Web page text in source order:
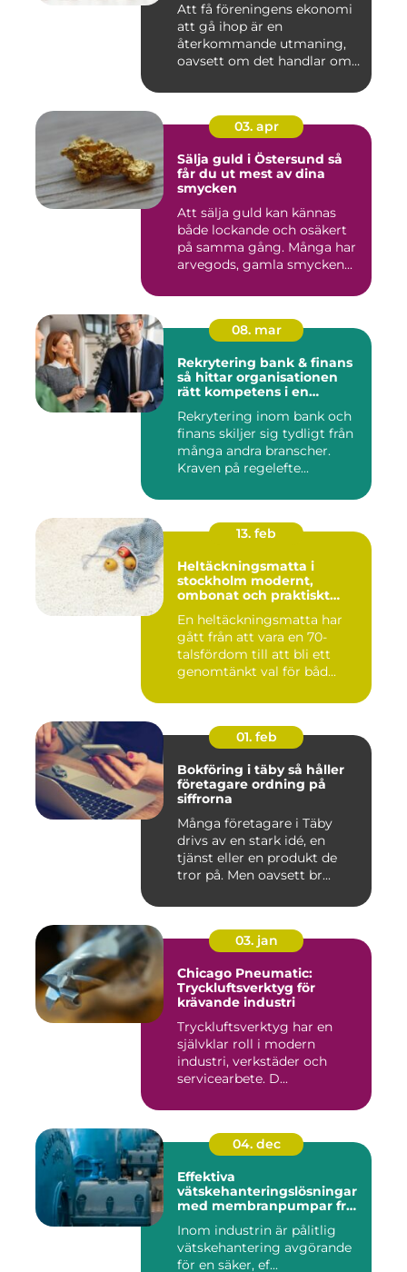
Att få föreningens ekonomi
att gå ihop är en
återkommande utmaning,
oavsett om det handlar om
03. apr
Sälja guld i Östersund så
får du ut mest av dina
smycken
Att sälja guld kan kännas
både lockande och osäkert
på samma gång. Många har
arvegods, gamla smycken...
08. mar
Rekrytering bank & finans
så hittar organisationen
rätt kompetens i en
Rekrytering inom bank och
finans skiljer sig tydligt från
många andra branscher.
Kraven på regelefte...
13. feb
Heltäckningsmatta i
stockholm modernt,
ombonat och praktiskt
En heltäckningsmatta har
gått från att vara en 70-
talsfördom till att bli ett
genomtänkt val för båd...
01. feb
Bokföring i täby så håller
företagare ordning på
siffrorna
Många företagare i Täby
drivs av en stark idé, en
tjänst eller en produkt de
tror på. Men oavsett br...
03. jan
Chicago Pneumatic:
Tryckluftsverktyg för
krävande industri
Tryckluftsverktyg har en
självklar roll i modern
industri, verkstäder och
servicearbete. D...
04. dec
Effektiva
vätskehanteringslösningar
med membranpumpar från
Inom industrin är pålitlig
vätskehantering avgörande
för en säker, ef...